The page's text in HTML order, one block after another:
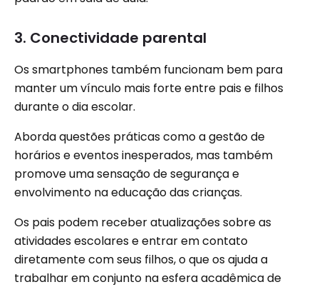
3. Conectividade parental
Os smartphones também funcionam bem para
manter um vínculo mais forte entre pais e filhos
durante o dia escolar.
Aborda questões práticas como a gestão de
horários e eventos inesperados, mas também
promove uma sensação de segurança e
envolvimento na educação das crianças.
Os pais podem receber atualizações sobre as
atividades escolares e entrar em contato
diretamente com seus filhos, o que os ajuda a
trabalhar em conjunto na esfera acadêmica de